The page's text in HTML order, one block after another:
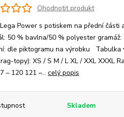
Ohodnotit produkt
Power s potiskem na přední části
50 % bavlna/50 % polyester gramáž:
dle piktogramu na výrobku Tabulka
topy): XS / S M / L XL / XXL XXXL
– 120 121 –... celý popis
Skladem